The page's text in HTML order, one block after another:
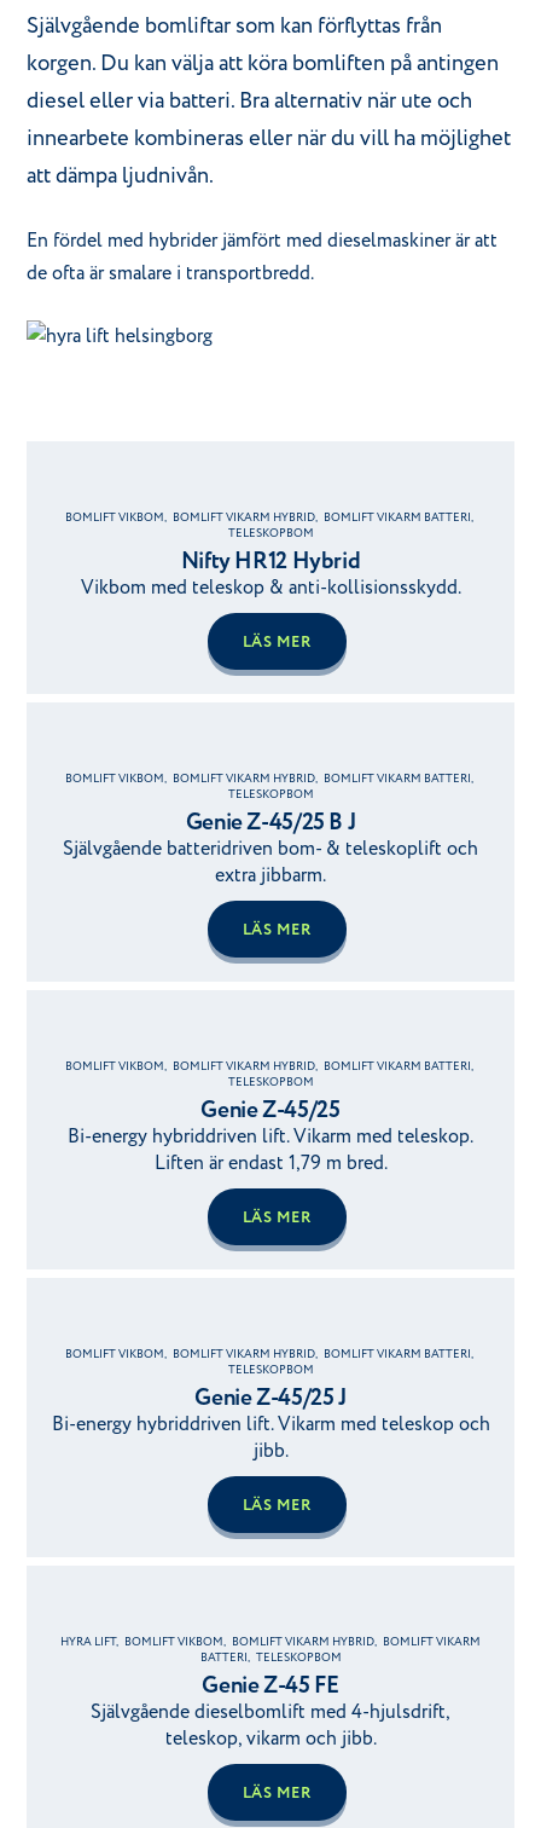
Självgående bomliftar som kan förflyttas från
korgen. Du kan välja att köra bomliften på antingen
diesel eller via batteri. Bra alternativ när ute och
innearbete kombineras eller när du vill ha möjlighet
att dämpa ljudnivån.
En fördel med hybrider jämfört med dieselmaskiner är att
de ofta är smalare i transportbredd.
BOMLIFT VIKBOM, BOMLIFT VIKARM HYBRID, BOMLIFT VIKARM BATTERI,
TELESKOPBOM
Nifty HR12 Hybrid
Vikbom med teleskop & anti-kollisionsskydd.
LÄS MER
BOMLIFT VIKBOM, BOMLIFT VIKARM HYBRID, BOMLIFT VIKARM BATTERI,
TELESKOPBOM
Genie Z-45/25 B J
Självgående batteridriven bom- & teleskoplift och
extra jibbarm.
LÄS MER
BOMLIFT VIKBOM, BOMLIFT VIKARM HYBRID, BOMLIFT VIKARM BATTERI,
TELESKOPBOM
Genie Z-45/25
Bi-energy hybriddriven lift. Vikarm med teleskop.
Liften är endast 1,79 m bred.
LÄS MER
BOMLIFT VIKBOM, BOMLIFT VIKARM HYBRID, BOMLIFT VIKARM BATTERI,
TELESKOPBOM
Genie Z-45/25 J
Bi-energy hybriddriven lift. Vikarm med teleskop och
jibb.
LÄS MER
HYRA LIFT, BOMLIFT VIKBOM, BOMLIFT VIKARM HYBRID, BOMLIFT VIKARM
BATTERI, TELESKOPBOM
Genie Z-45 FE
Självgående dieselbomlift med 4-hjulsdrift,
teleskop, vikarm och jibb.
LÄS MER